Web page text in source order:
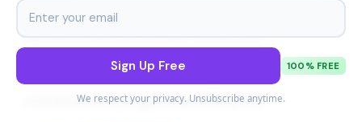
पुरातत्वविद् कौन होता है और कार्टर मिस्र में क्यों खोज रहे थे?
बड़ी खोज: तारीखें, कदम और एक प्रसिद्ध सवाल
वे उस सारे खजाने को इतनी सुरक्षित तरीके से कैसे बाहर लाए?
Sign Up Free 100% FREE
We respect your privacy. Unsubscribe anytime.